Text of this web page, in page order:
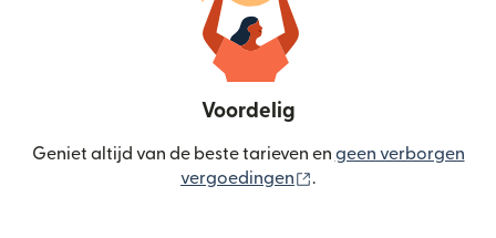
Voordelig
Geniet altijd van de beste tarieven en geen verborgen
vergoedingen
.